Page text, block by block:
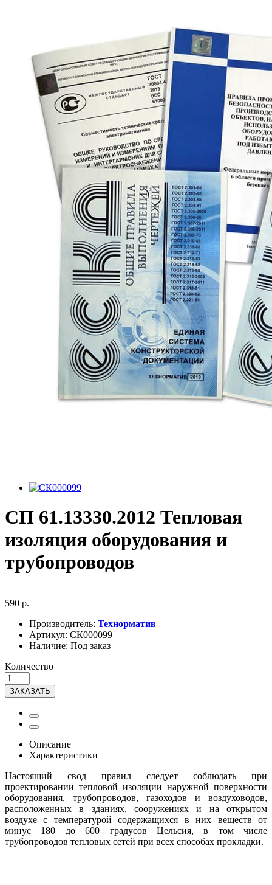
СП 61.13330.2012 Тепловая
изоляция оборудования и
трубопроводов
590 р.
Производитель: Технорматив
Артикул: СК000099
Наличие: Под заказ
Количество
ЗАКАЗАТЬ
Описание
Характеристики
Настоящий свод правил следует соблюдать при
проектировании тепловой изоляции наружной поверхности
оборудования, трубопроводов, газоходов и воздуховодов,
расположенных в зданиях, сооружениях и на открытом
воздухе с температурой содержащихся в них веществ от
минус 180 до 600 градусов Цельсия, в том числе
трубопроводов тепловых сетей при всех способах прокладки.